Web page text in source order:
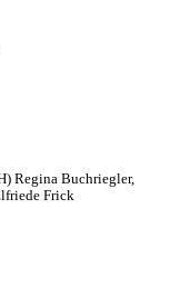
Regina Buchriegler,
Frick